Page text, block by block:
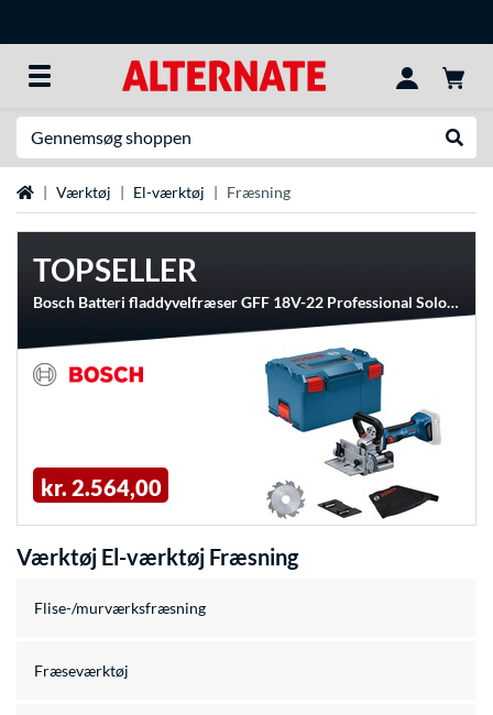
StartsideVærktøj El-værktøj Fræsning
TOPSELLER
Bosch Batteri fladdyvelfræser GFF 18V-22 Professional Solo, 18 volt, Værktøj
kr. 2.564,00
Værktøj El-værktøj Fræsning
Flise-/murværksfræsning
Fræseværktøj